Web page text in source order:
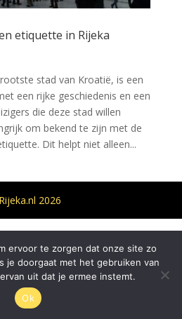
etiquette in Rijeka
stad van Kroatië, is een
een rijke geschiedenis en een
die deze stad willen
om bekend te zijn met de
Dit helpt niet alleen...
2026
ervoor te zorgen dat onze site zo
je doorgaat met het gebruiken van
uit dat je ermee instemt.
Ok